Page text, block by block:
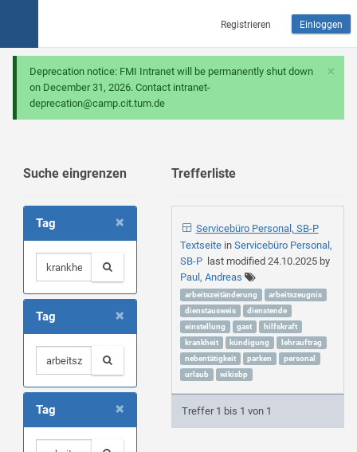
Registrieren Einloggen
×
Deprecation notice: FMI Intranet will be permanently shut down
on December 31, 2026. Contact intranet-
deprecation@camp.cit.tum.de
Suche eingrenzen
×
Tag
×
Tag
×
Tag
Trefferliste
Servicebüro Personal, SB-P
Textseite in Servicebüro Personal,
SB-Plast modified 24.10.2025by
Paul, Andreas
arbeitszeitänderung
arbeitszeugnis
dienstausweis
dienstende
einstellung
gast
hilfskraft
krankheit
kündigung
lehrauftrag
nebentätigkeit
parken
personal
urlaub
wikisbp
Treffer 1 bis 1 von 1